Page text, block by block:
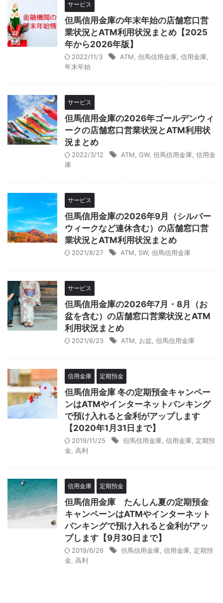
サービス
但馬信用金庫の年末年始の店舗窓口営
業状況とATM利用状況まとめ【2025
年から2026年版】
2022/11/3 ATM 但馬信用金庫 信用金庫
年末年始
サービス
但馬信用金庫の2026年ゴールデンウィ
ークの店舗窓口営業状況とATM利用状
況まとめ
2022/3/12 ATM GW, 但馬信用金庫 信用金
庫
サービス
但馬信用金庫の2026年9月（シルバー
ウィークなど連休含む）の店舗窓口営
業状況とATM利用状況まとめ
2021/8/27 ATM SW, 但馬信用金庫
サービス
但馬信用金庫の2026年7月・8月（お
盆を含む）の店舗窓口営業状況とATM
利用状況まとめ
2021/6/23 ATM お盆 但馬信用金庫
信用金庫 定期預金
但馬信用金庫 冬の定期預金キャンペー
ンはATMやインターネットバンキング
で預け入れると金利がアップします
【2020年1月31日まで】
2019/11/25 但馬信用金庫 信用金庫 定期預
金 高利
信用金庫 定期預金
但馬信用金庫 たんしん夏の定期預金
キャンペーンはATMやインターネット
バンキングで預け入れると金利がアッ
プします【9月30日まで】
2019/6/26 但馬信用金庫 信用金庫 定期預
金 高利